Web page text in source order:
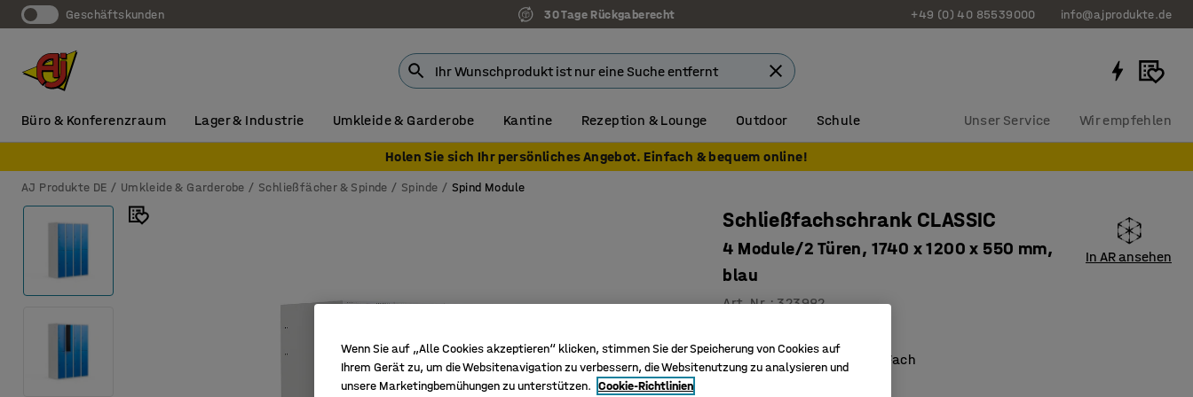
Geschäftskunden 30 Tage Rückgaberecht +49 (0) 40 85539000 info@ajprodukte.de
Büro & Konferenzraum Lager & Industrie Umkleide & Garderobe Kantine Rezeption & Lounge Outdoor Schule Unser Service Wir empfehlen
Holen Sie sich Ihr persönliches Angebot. Einfach & bequem online!
AJ Produkte DE Umkleide & Garderobe Schließfächer & Spinde Spinde Spind Module
Schließfachschrank CLASSIC
4 Module/2 Türen, 1740 x 1200 x 550 mm,
blau
Art. Nr.:323982
In AR ansehen
Kleiderstange in jedem Fach
Wenn Sie auf „Alle Cookies akzeptieren“ klicken, stimmen Sie der Speicherung von Cookies auf
Ihrem Gerät zu, um die Websitenavigation zu verbessern, die Websitenutzung zu analysieren und
unsere Marketingbemühungen zu unterstützen. Cookie-Richtlinien